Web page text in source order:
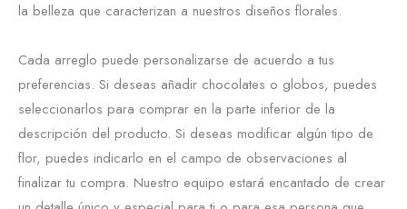
la belleza que caracterizan a nuestros diseños florales.
Cada arreglo puede personalizarse de acuerdo a tus
preferencias. Si deseas añadir chocolates o globos, puedes
seleccionarlos para comprar en la parte inferior de la
descripción del producto. Si deseas modificar algún tipo de
flor, puedes indicarlo en el campo de observaciones al
finalizar tu compra. Nuestro equipo estará encantado de crear